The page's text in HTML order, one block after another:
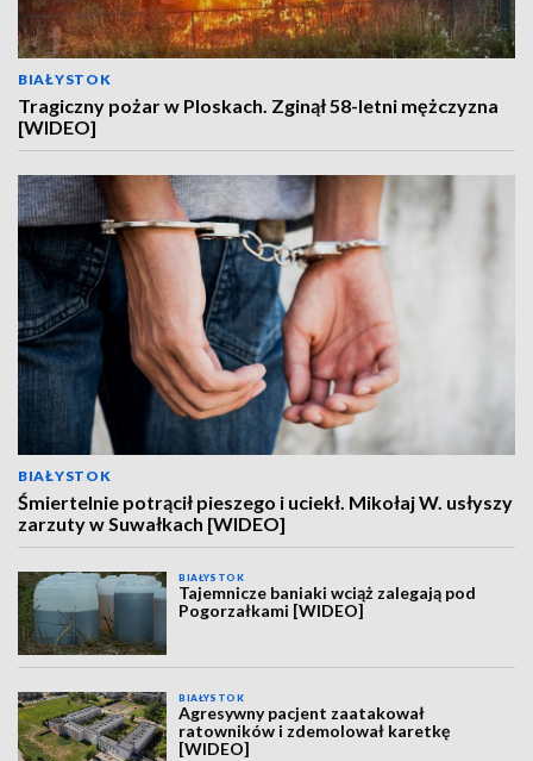
BIAŁYSTOK
Tragiczny pożar w Ploskach. Zginął 58-letni mężczyzna
[WIDEO]
BIAŁYSTOK
Śmiertelnie potrącił pieszego i uciekł. Mikołaj W. usłyszy
zarzuty w Suwałkach [WIDEO]
BIAŁYSTOK
Tajemnicze baniaki wciąż zalegają pod
Pogorzałkami [WIDEO]
BIAŁYSTOK
Agresywny pacjent zaatakował
ratowników i zdemolował karetkę
[WIDEO]